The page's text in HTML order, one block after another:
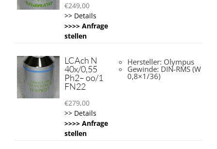
€249,00
>> Details
>>>> Anfrage
stellen
LCAch N
40x/0,55
Ph2– oo/1
FN22
€279,00
>> Details
>>>> Anfrage
stellen
Hersteller: Olympus
Gewinde: DIN-RMS (W
0,8×1/36)